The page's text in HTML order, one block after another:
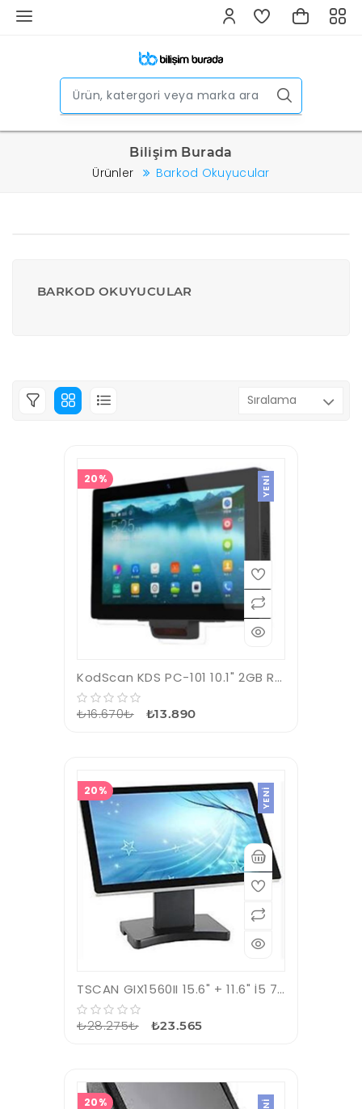
Bilişim Burada
Ürünler Barkod Okuyucular
BARKOD OKUYUCULAR
20% YENI
KodScan KDS PC-101 10.1" 2GB Ram 16GB Android 11 Fiyat Gör
₺16.670₺ ₺13.890
20% YENI
TSCAN GIX1560II 15.6" + 11.6" İ5 7.Nesil 8GB Ram 128GB SSD Pos Pc Çift Ekran
₺28.275₺ ₺23.565
20%